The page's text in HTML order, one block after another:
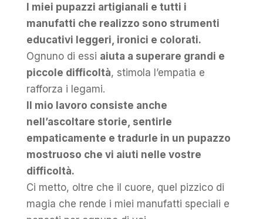
I miei pupazzi artigianali e tutti i
manufatti che realizzo sono strumenti
educativi leggeri, ironici e colorati.
Ognuno di essi aiuta a superare grandi e
piccole difficoltà, stimola l’empatia e
rafforza i legami.
Il mio lavoro consiste anche
nell’ascoltare storie, sentirle
empaticamente e tradurle in un pupazzo
mostruoso che vi aiuti nelle vostre
difficoltà.
Ci metto, oltre che il cuore, quel pizzico di
magia che rende i miei manufatti speciali e